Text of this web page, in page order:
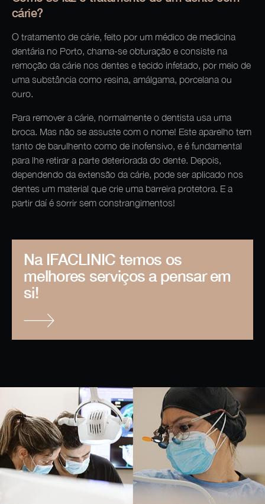
cárie?
O tratamento de cárie, feito por um médico de medicina
dentária no Porto, chama-se obturação e consiste na
remoção da cárie nos dentes e tecido infetado, por meio de
uma substância como resina, amálgama, porcelana ou
ouro.
Para remover a cárie, normalmente o dentista usa uma
broca. Mas não se assuste com o nome! Este aparelho tem
tanto de barulhento como de inofensivo, e é fundamental
para lhe retirar a parte deteriorada do dente. Depois,
dependendo da extensão da cárie, pode ser aplicado nos
dentes um material que crie uma barreira protetora. E a
partir daí é sorrir sem constrangimentos!
Na IFACLINIC temos os
melhores serviços a pensar em
si!